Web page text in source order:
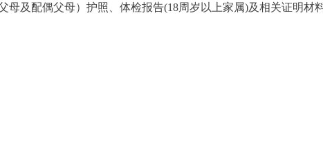
及配偶父母）护照、体检报告(18周岁以上家属)及相关证明材